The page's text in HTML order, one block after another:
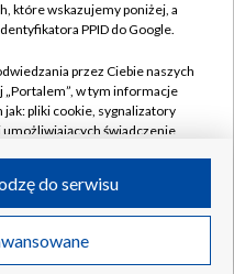
S.A. w likwidacji
które wskazujemy poniżej, a
PPID do Google.
przez Ciebie naszych
„Portalem”, w tym informacje
pliki cookie, sygnalizatory
świadczenie
przez Ciebie
jak adresy IP, identyfikatory
do serwisu